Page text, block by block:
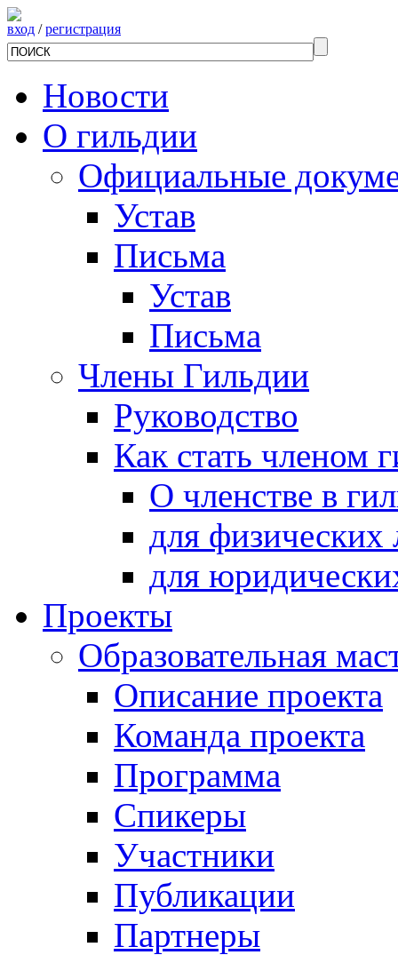
вход /регистрация
Новости
О гильдии
Официальные
Устав
Письма
Устав
Письма
Члены Гильдии
Руководство
Как стать членом
О членстве в
для физических
для
Проекты
Образовательная
Описание проекта
Команда проекта
Программа
Спикеры
Участники
Публикации
Партнеры